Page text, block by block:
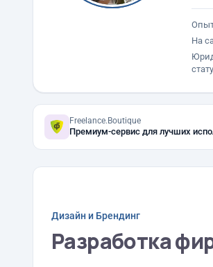
На
Freelance.Boutique
Премиум-сервис для лучших
Дизайн и Брендинг
Разработка